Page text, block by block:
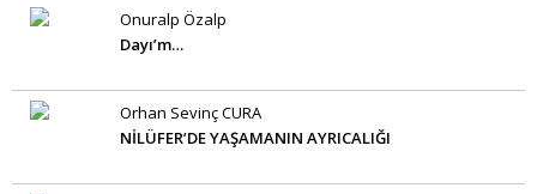
Onuralp Özalp
Dayı’m…
Orhan Sevinç CURA
NİLÜFER’DE YAŞAMANIN AYRICALIĞI